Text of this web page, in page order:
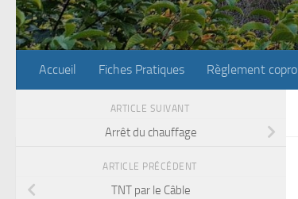
Accueil Fiches Pratiques Règlement copro
ARTICLE SUIVANT
Arrêt du chauffage
ARTICLE PRÉCÉDENT
TNT par le Câble